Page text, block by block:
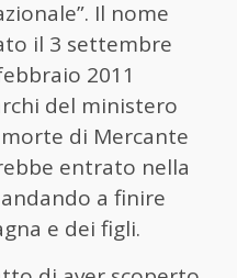
Il nome
il 3 settembre
2011
del ministero
di Mercante
entrato nella
a finire
e dei figli.